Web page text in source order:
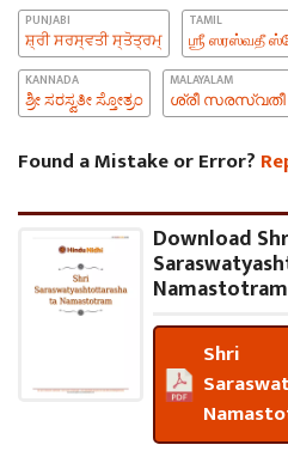
PUNJABI
ਸ਼੍ਰੀ ਸਰਸ੍ਵਤੀ ਸ੍ਤੋਤ੍ਰਮ੍
TAMIL
ஶ்ரீ ஸரஸ்வதீ
KANNADA
ಶ್ರೀ ಸರಸ್ವತೀ ಸ್ತೋತ್ರಂ
MALAYALAM
ശ്രീ സരസ്വതീ
Found a Mistake or Error?
Download
Namastotram
Shri